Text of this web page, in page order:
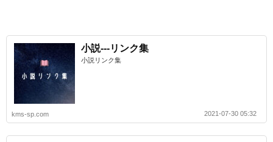
小説---リンク集
小説リンク集
kms-sp.com 2021-07-30 05:32